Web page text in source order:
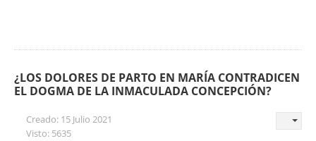
¿LOS DOLORES DE PARTO EN MARÍA CONTRADICEN
EL DOGMA DE LA INMACULADA CONCEPCIÓN?
Creado: 15 Julio 2021
Visto: 5635